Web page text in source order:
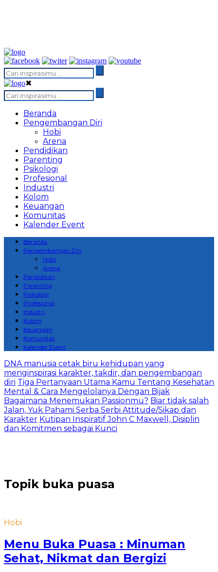
✖
Beranda
Pengembangan Diri
Hobi
Arena
Pendidikan
Parenting
Psikologi
Profesional
Industri
Kolom
Keuangan
Komunitas
Kalender Event
Beranda
Pengembangan Diri
Hobi
Arena
Pendidikan
Parenting
Psikologi
Profesional
Industri
Kolom
Keuangan
Komunitas
Kalender Event
DNA manusia cetak biru kehidupan yang
menginspirasi karakter, takdir, dan pengembangan
diri Tiga Pertanyaan Utama Kamu Tentang Kesehatan
Mental & Cara Mengelolanya Dengan Bijak
Bagaimana Menemukan Passionmu? Biar tidak salah
Jalan, Yuk Pahami Serba Serbi Attitude/Sikap dan
Karakter Kutipan Inspiratif John C Maxwell, Disiplin
dan Komitmen sebagai Kunci
Topik buka puasa
Hobi
Menu Buka Puasa : Minuman
Sehat, Nikmat dan Bergizi